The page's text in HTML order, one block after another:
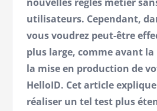
utilisateurs. Cependant,
vous voudrez peut-être
plus large, comme avant
la mise en production de
HelloID. Cet article
réaliser un tel test plus